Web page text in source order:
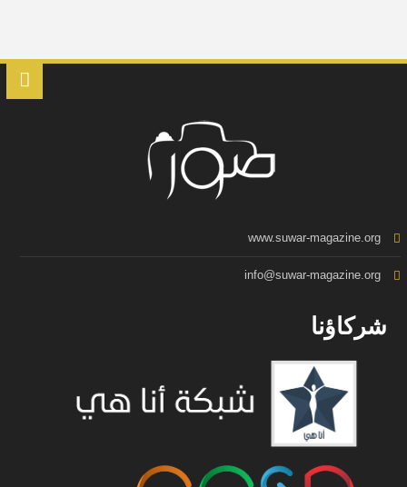
www.suwar-magazine.org
info@suwar-magazine.org
شركاؤنا